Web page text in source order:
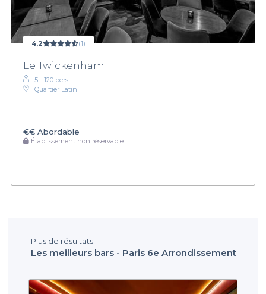
4,2 (1)
Le Twickenham
5 - 120 pers.
Quartier Latin
€€ Abordable
Établissement non réservable
Plus de résultats
Les meilleurs bars - Paris 6e Arrondissement